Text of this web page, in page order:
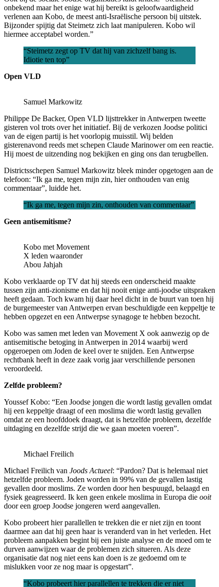
onbekend maar het enige wat hij bereikt is geloofwaardigheid
verlenen aan Kobo, de meest anti-Israëlische persoon bij uitstek.
Bijzonder spijtig dat Steimetz zich laat manipuleren. Kobo wil
hiermee acceptabel worden.”
“Steimetz zegt op TV dat hij van zichzelf bang is.
Idiotie ten top”
Open VLD
Samuel Markowitz
Philippe De Backer, Open VLD lijsttrekker in Antwerpen tweette
gisteren vol trots over het initiatief. Bij de verkozen Joodse politici
van de eigen partij is het voorlopig muisstil. Wij belden
gisterenavond reeds met schepen Claude Marinower om een reactie.
Hij moest de uitzending nog bekijken en ging ons dan terugbellen.
Districtsschepen Samuel Markowitz bleek minder opgetogen aan de
telefoon: “Ik ga me, tegen mijn zin, hier onthouden van enig
commentaar”, luidde het.
“Ik ga me, tegen mijn zin, onthouden van commentaar”
Geen antisemitisme?
Kobo met Movement
X leden waaronder
Abou Jahjah
Kobo verklaarde op TV dat hij steeds een onderscheid maakte
tussen zijn anti-zionisme en dat hij nooit enige anti-joodse uitspraken
heeft gedaan. Toch kwam hij daar heel dicht in de buurt van toen hij
de burgemeester van Antwerpen ervan beschuldigde een keppeltje te
hebben opgezet en een Antwerpse synagoge te hebben bezocht.
Kobo was samen met leden van Movement X ook aanwezig op de
antisemitische betoging in Antwerpen in 2014 waarbij werd
opgeroepen om Joden de keel over te snijden. Een Antwerpse
rechtbank heeft in deze zaak vorig jaar verschillende personen
veroordeeld.
Zelfde probleem?
Youssef Kobo: “Een Joodse jongen die wordt lastig gevallen omdat
hij een keppeltje draagt of een moslima die wordt lastig gevallen
omdat ze een hoofddoek draagt, dat is hetzelfde probleem, dezelfde
uitdaging en dezelfde strijd die we gaan moeten voeren”.
Michael Freilich
Michael Freilich van Joods Actueel: “Pardon? Dat is helemaal niet
hetzelfde probleem. Joden worden in 99% van de gevallen lastig
gevallen door moslims. Ze worden door hen bespuugd, belaagd en
fysiek geagresseerd. Ik ken geen enkele moslima in Europa die ooit
door een groep Joodse jongeren werd aangevallen.
Kobo probeert hier parallellen te trekken die er niet zijn en toont
daarmee aan dat hij geen haar is veranderd van in het verleden. Het
probleem aanpakken begint bij een juiste analyse en de moed om te
durven aanwijzen waar de problemen zich situeren. Als deze
organisatie dat nog niet eens kan doen is ze gedoemd om te
mislukken voor ze nog maar is opgestart”.
“Kobo probeert hier parallellen te trekken die er niet